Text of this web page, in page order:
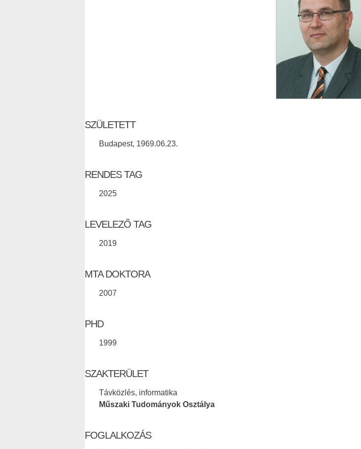
SZÜLETETT
Budapest, 1969.06.23.
RENDES TAG
2025
LEVELEZŐ TAG
2019
MTA DOKTORA
2007
PHD
1999
SZAKTERÜLET
Távközlés, informatika
Műszaki Tudományok Osztálya
FOGLALKOZÁS